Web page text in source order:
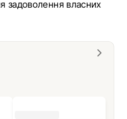
задоволення власних